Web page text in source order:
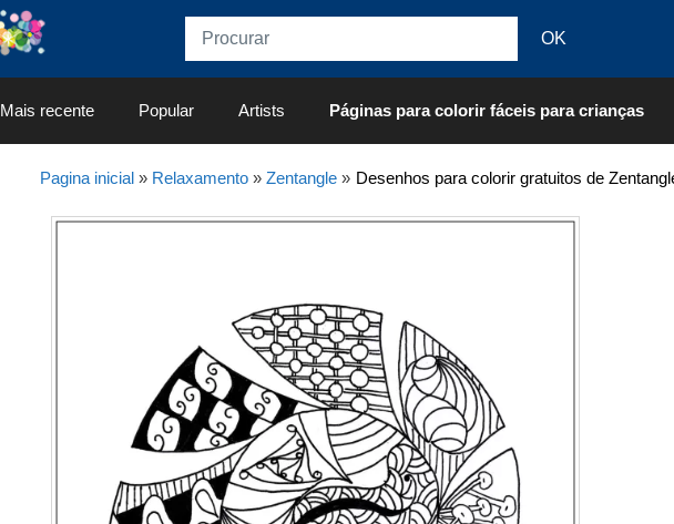
Mais recente Popular Artists Páginas para colorir fáceis para crianças
Pagina inicial» Relaxamento» Zentangle» Desenhos para colorir gratuitos de